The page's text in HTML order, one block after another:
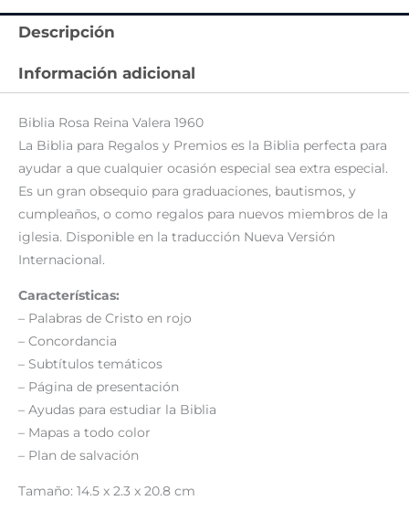
Descripción
Información adicional
Biblia Rosa Reina Valera 1960
La Biblia para Regalos y Premios es la Biblia perfecta para
ayudar a que cualquier ocasión especial sea extra especial.
Es un gran obsequio para graduaciones, bautismos, y
cumpleaños, o como regalos para nuevos miembros de la
iglesia. Disponible en la traducción Nueva Versión
Internacional.
Características:
– Palabras de Cristo en rojo
– Concordancia
– Subtítulos temáticos
– Página de presentación
– Ayudas para estudiar la Biblia
– Mapas a todo color
– Plan de salvación
Tamaño: 14.5 x 2.3 x 20.8 cm